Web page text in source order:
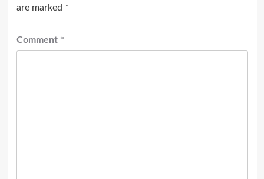
are marked *
Comment *